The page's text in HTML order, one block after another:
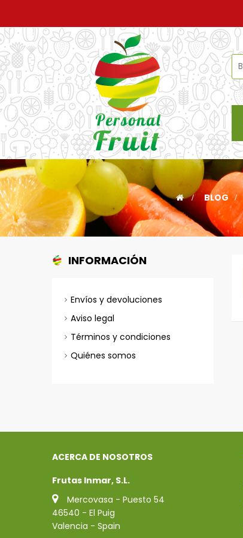
> BLOG >
INFORMACIÓN
Envíos y devoluciones
Aviso legal
Términos y condiciones
Quiénes somos
ACERCA DE NOSOTROS
Frutas Inmar, S.L.
Mercovasa - Puesto 54
46540 - El Puig
Valencia - Spain